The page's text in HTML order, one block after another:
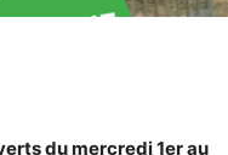
dumercredi 1er au